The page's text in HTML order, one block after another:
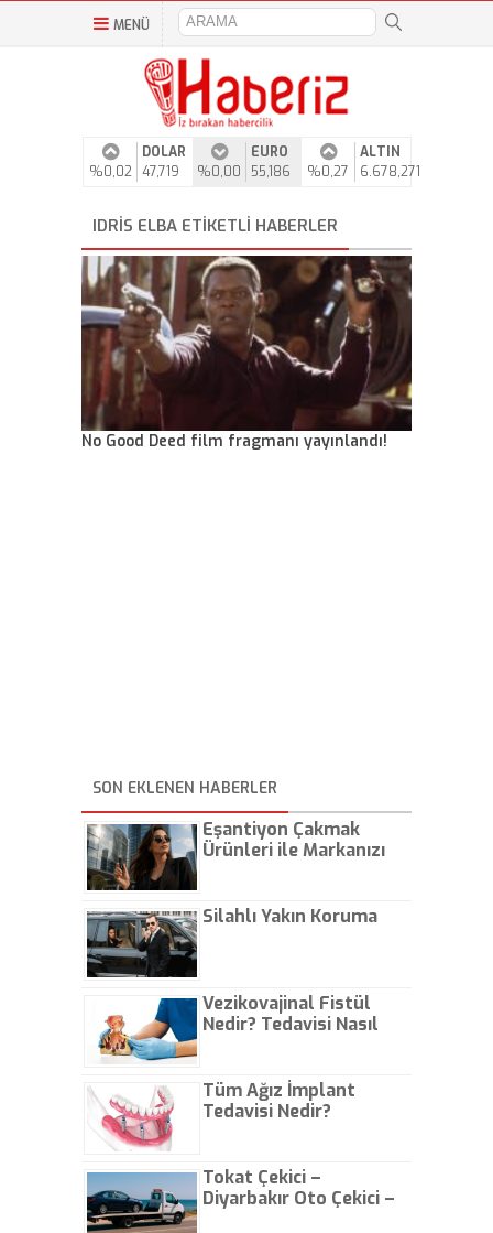
MENÜ
%0,02
DOLAR
47,719
%0,00
EURO
55,186
%0,27
ALTIN
6.678,271
IDRIS ELBA ETIKETLI HABERLER
No Good Deed film fragmanı yayınlandı!
SON EKLENEN HABERLER
Eşantiyon Çakmak
Ürünleri ile Markanızı
Silahlı Yakın Koruma
Vezikovajinal Fistül
Nedir? Tedavisi Nasıl
Tüm Ağız İmplant
Tedavisi Nedir?
Tokat Çekici –
Diyarbakır Oto Çekici –